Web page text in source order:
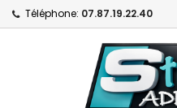
Téléphone: 07.87.19.22.40